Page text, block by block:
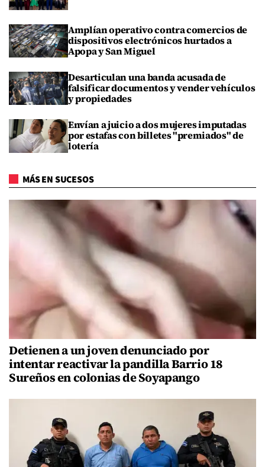
Amplían operativo contra comercios de
dispositivos electrónicos hurtados a
Apopa y San Miguel
Desarticulan una banda acusada de
falsificar documentos y vender vehículos
y propiedades
Envían a juicio a dos mujeres imputadas
por estafas con billetes "premiados" de
lotería
MÁS EN SUCESOS
Detienen a un joven denunciado por
intentar reactivar la pandilla Barrio 18
Sureños en colonias de Soyapango